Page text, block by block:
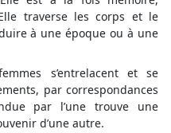
traverse les corps et le
à une époque ou à une
s’entrelacent et se
par correspondances
par l’une trouve une
d’une autre.